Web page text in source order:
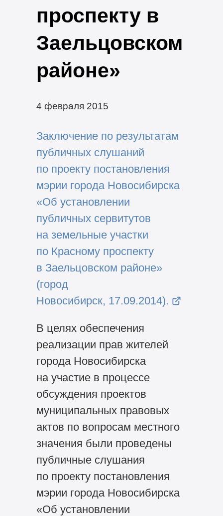
проспекту в
Заельцовском
районе»
4 февраля 2015
Заключение по результатам
публичных слушаний
по проекту постановления
мэрии города Новосибирска
«Об установлении
публичных сервитутов
на земельные участки
по Красному проспекту
в Заельцовском районе»
(город
Новосибирск, 17.09.2014).
В целях обеспечения
реализации прав жителей
города Новосибирска
на участие в процессе
обсуждения проектов
муниципальных правовых
актов по вопросам местного
значения были проведены
публичные слушания
по проекту постановления
мэрии города Новосибирска
«Об установлении